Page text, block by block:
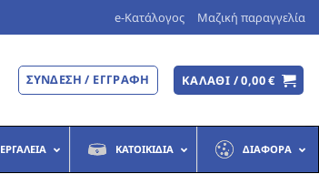
e-Κατάλογος Μαζική παραγγελία
ΣΎΝΔΕΣΗ / ΕΓΓΡΑΦΉ ΚΑΛΆΘΙ /0,00€
ΕΡΓΑΛΕΊΑ ΚΑΤΟΙΚΊΔΙΑ ΔΙΆΦΟΡΑ